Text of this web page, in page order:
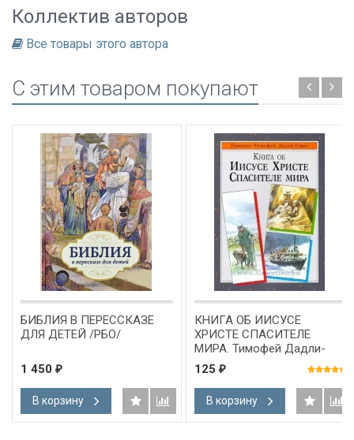
Коллектив авторов
Все товары этого автора
C этим товаром покупают
БИБЛИЯ В ПЕРЕССКАЗЕ
ДЛЯ ДЕТЕЙ /РБО/
1 450 ₽
В корзину
КНИГА ОБ ИИСУСЕ
ХРИСТЕ СПАСИТЕЛЕ
МИРА. Тимофей Дадли-
Смит
125 ₽
В корзину